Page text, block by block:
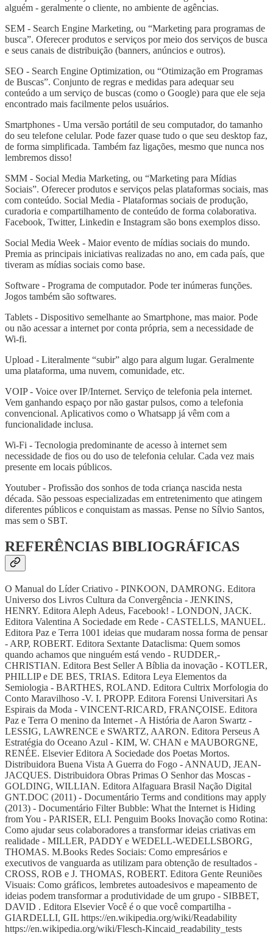
alguém - geralmente o cliente, no ambiente de agências.
SEM - Search Engine Marketing, ou “Marketing para programas de
busca”. Oferecer produtos e serviços por meio dos serviços de busca
e seus canais de distribuição (banners, anúncios e outros).
SEO - Search Engine Optimization, ou “Otimização em Programas
de Buscas”. Conjunto de regras e medidas para adequar seu
conteúdo a um serviço de buscas (como o Google) para que ele seja
encontrado mais facilmente pelos usuários.
Smartphones - Uma versão portátil de seu computador, do tamanho
do seu telefone celular. Pode fazer quase tudo o que seu desktop faz,
de forma simplificada. Também faz ligações, mesmo que nunca nos
lembremos disso!
SMM - Social Media Marketing, ou “Marketing para Mídias
Sociais”. Oferecer produtos e serviços pelas plataformas sociais, mas
com conteúdo. Social Media - Plataformas sociais de produção,
curadoria e compartilhamento de conteúdo de forma colaborativa.
Facebook, Twitter, Linkedin e Instagram são bons exemplos disso.
Social Media Week - Maior evento de mídias sociais do mundo.
Premia as principais iniciativas realizadas no ano, em cada país, que
tiveram as mídias sociais como base.
Software - Programa de computador. Pode ter inúmeras funções.
Jogos também são softwares.
Tablets - Dispositivo semelhante ao Smartphone, mas maior. Pode
ou não acessar a internet por conta própria, sem a necessidade de
Wi-fi.
Upload - Literalmente “subir” algo para algum lugar. Geralmente
uma plataforma, uma nuvem, comunidade, etc.
VOIP - Voice over IP/Internet. Serviço de telefonia pela internet.
Vem ganhando espaço por não gastar pulsos, como a telefonia
convencional. Aplicativos como o Whatsapp já vêm com a
funcionalidade inclusa.
Wi-Fi - Tecnologia predominante de acesso à internet sem
necessidade de fios ou do uso de telefonia celular. Cada vez mais
presente em locais públicos.
Youtuber - Profissão dos sonhos de toda criança nascida nesta
década. São pessoas especializadas em entretenimento que atingem
diferentes públicos e conquistam as massas. Pense no Sílvio Santos,
mas sem o SBT.
REFERÊNCIAS BIBLIOGRÁFICAS
O Manual do Líder Criativo - PINKOON, DAMRONG. Editora
Universo dos Livros Cultura da Convergência - JENKINS,
HENRY. Editora Aleph Adeus, Facebook! - LONDON, JACK.
Editora Valentina A Sociedade em Rede - CASTELLS, MANUEL.
Editora Paz e Terra 1001 ideias que mudaram nossa forma de pensar
- ARP, ROBERT. Editora Sextante Dataclisma: Quem somos
quando achamos que ninguém está vendo - RUDDER,-
CHRISTIAN. Editora Best Seller A Bíblia da inovação - KOTLER,
PHILLIP e DE BES, TRIAS. Editora Leya Elementos da
Semiologia - BARTHES, ROLAND. Editora Cultrix Morfologia do
Conto Maravilhoso -V. I. PROPP. Editora Forensi Universitari As
Espirais da Moda - VINCENT-RICARD, FRANÇOISE. Editora
Paz e Terra O menino da Internet - A História de Aaron Swartz -
LESSIG, LAWRENCE e SWARTZ, AARON. Editora Perseus A
Estratégia do Oceano Azul - KIM, W. CHAN e MAUBORGNE,
RENÉE. Elsevier Editora A Sociedade dos Poetas Mortos.
Distribuidora Buena Vista A Guerra do Fogo - ANNAUD, JEAN-
JACQUES. Distribuidora Obras Primas O Senhor das Moscas -
GOLDING, WILLIAN. Editora Alfaguara Brasil Nação Digital
GNT.DOC (2011) - Documentário Terms and conditions may apply
(2013) - Documentário Filter Bubble: What the Internet is Hiding
from You - PARISER, ELI. Penguim Books Inovação como Rotina:
Como ajudar seus colaboradores a transformar ideias criativas em
realidade - MILLER, PADDY e WEDELL-WEDELLSBORG,
THOMAS. M.Books Redes Sociais: Como empresários e
executivos de vanguarda as utilizam para obtenção de resultados -
CROSS, ROB e J. THOMAS, ROBERT. Editora Gente Reuniões
Visuais: Como gráficos, lembretes autoadesivos e mapeamento de
ideias podem transformar a produtividade de um grupo - SIBBET,
DAVID . Editora Elsevier Você é o que você compartilha -
GIARDELLI, GIL https://en.wikipedia.org/wiki/Readability
https://en.wikipedia.org/wiki/Flesch-Kincaid_readability_tests